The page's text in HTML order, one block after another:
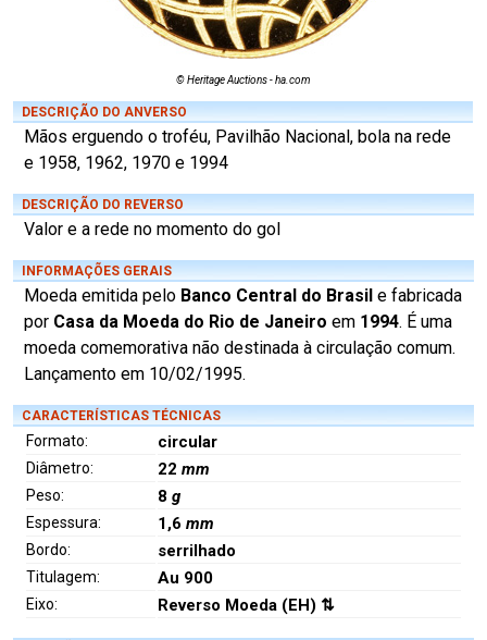
© Heritage Auctions - ha.com
DESCRIÇÃO DO ANVERSO
Mãos erguendo o troféu, Pavilhão Nacional, bola na rede
e 1958, 1962, 1970 e 1994
DESCRIÇÃO DO REVERSO
Valor e a rede no momento do gol
INFORMAÇÕES GERAIS
Moeda emitida pelo Banco Central do Brasil e fabricada
por Casa da Moeda do Rio de Janeiro em 1994. É uma
moeda comemorativa não destinada à circulação comum.
Lançamento em 10/02/1995.
CARACTERÍSTICAS TÉCNICAS
Formato: circular
Diâmetro: 22 mm
Peso: 8 g
Espessura: 1,6 mm
Bordo: serrilhado
Titulagem: Au 900
Eixo: Reverso Moeda (EH) ⇅